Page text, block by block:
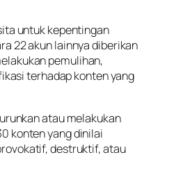
untuk kepentingan
22 akun lainnya diberikan
pemulihan,
terhadap konten yang
atau melakukan
konten yang dinilai
destruktif, atau